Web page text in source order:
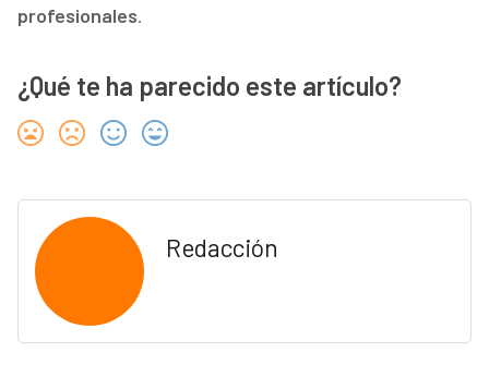
profesionales.
¿Qué te ha parecido este artículo?
Redacción